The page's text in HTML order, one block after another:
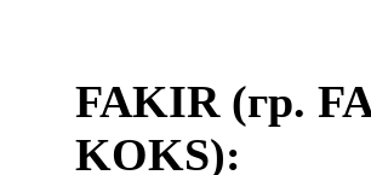
FAKIR (гр.
KOKS):